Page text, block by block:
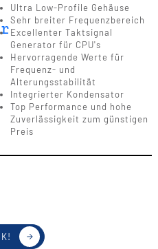
Ultra Low-Profile Gehäuse
Sehr breiter Frequenzbereich
Excellenter Taktsignal
Generator für CPU's
Hervorragende Werte für
Frequenz- und
Alterungsstabilität
Integrierter Kondensator
Top Performance und hohe
Zuverlässigkeit zum günstigen
Preis